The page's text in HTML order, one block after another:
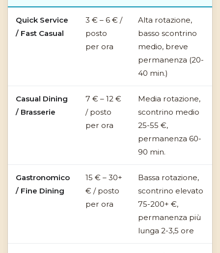
Quick Service
/ Fast Casual
3 € – 6 € /
posto
per ora
Alta rotazione,
basso scontrino
medio, breve
permanenza (20-
40 min.)
Casual Dining
/ Brasserie
7 € – 12 €
/ posto
per ora
Media rotazione,
scontrino medio
25-55 €,
permanenza 60-
90 min.
Gastronomico
/ Fine Dining
15 € – 30+
€ / posto
per ora
Bassa rotazione,
scontrino elevato
75-200+ €,
permanenza più
lunga 2-3,5 ore